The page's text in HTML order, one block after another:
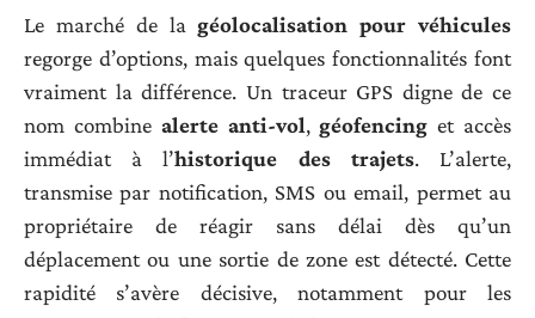
Le marché de lagéolocalisation pour véhicules
regorge d’options, mais quelques fonctionnalités font
vraiment la différence. Un traceur GPS digne de ce
nom combine alerte anti-vol,géofencing et accès
immédiat à l’historique des trajets. L’alerte,
transmise par notification, SMS ou email, permet au
propriétaire de réagir sans délai dès qu’un
déplacement ou une sortie de zone est détecté. Cette
rapidité s’avère décisive, notamment pour les